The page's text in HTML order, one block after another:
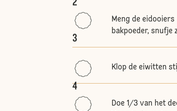
2
3
Meng de
bakpoeder, snufje
4
Klop de eiwitten
Doe 1/3 van het